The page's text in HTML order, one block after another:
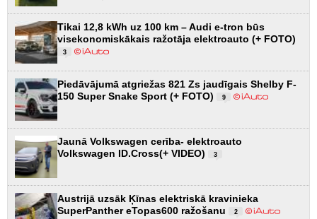
Tikai 12,8 kWh uz 100 km – Audi e-tron būs
visekonomiskākais ražotāja elektroauto (+ FOTO)
3
Piedāvājumā atgriežas 821 Zs jaudīgais Shelby F-
150 Super Snake Sport (+ FOTO)
9
Jaunā Volkswagen cerība- elektroauto
Volkswagen ID.Cross(+ VIDEO)
3
Austrijā uzsāk Ķīnas elektriskā kravinieka
SuperPanther eTopas600 ražošanu
2